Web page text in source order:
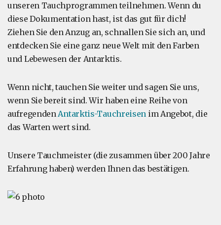
unseren Tauchprogrammen teilnehmen. Wenn du
diese Dokumentation hast, ist das gut für dich!
Ziehen Sie den Anzug an, schnallen Sie sich an, und
entdecken Sie eine ganz neue Welt mit den Farben
und Lebewesen der Antarktis.
Wenn nicht, tauchen Sie weiter und sagen Sie uns,
wenn Sie bereit sind. Wir haben eine Reihe von
aufregendenAntarktis-Tauchreisen im Angebot, die
das Warten wert sind.
Unsere Tauchmeister (die zusammen über 200 Jahre
Erfahrung haben) werden Ihnen das bestätigen.